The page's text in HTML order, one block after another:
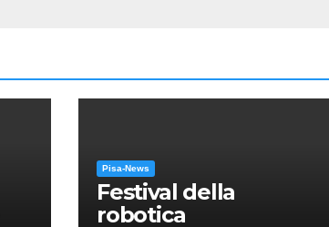
Pisa-News
Festival della
robotica